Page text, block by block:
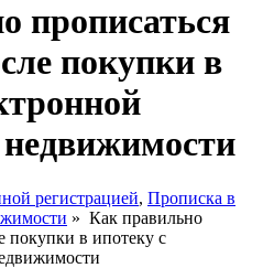
прописаться
покупки в
регистрацией, Прописка в
» Как правильно
покупки в ипотеку с